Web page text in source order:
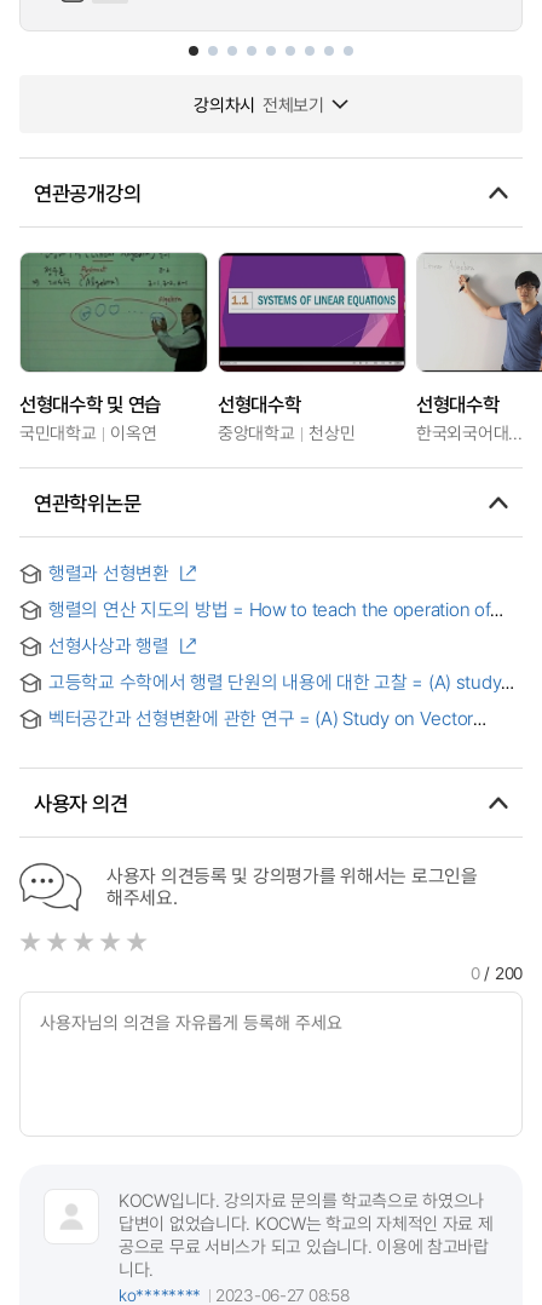
강의차시 전체보기
연관공개강의
선형대수학 및 연습
국민대학교 이옥연
선형대수학
중앙대학교 천상민
선형대수학
한국외국어대학교
연관학위논문
행렬과 선형변환
행렬의 연산 지도의 방법 = How to teach the operation of
선형사상과 행렬
고등학교 수학에서 행렬 단원의 내용에 대한 고찰 = (A) study
벡터공간과 선형변환에 관한 연구 = (A) Study on Vector
사용자 의견
사용자 의견등록 및 강의평가를 위해서는 로그인을
해주세요.
0/ 200
KOCW입니다. 강의자료 문의를 학교측으로 하였으나
답변이 없었습니다. KOCW는 학교의 자체적인 자료 제
공으로 무료 서비스가 되고 있습니다. 이용에 참고바랍
니다.
ko********
2023-06-27 08:58